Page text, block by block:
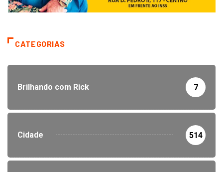
CATEGORIAS
Brilhando com Rick 7
Cidade 514